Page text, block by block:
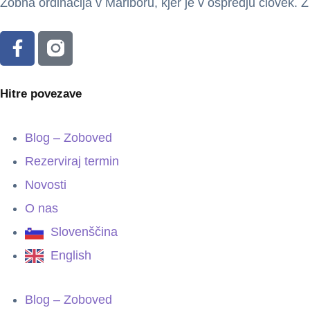
Hitre povezave
Blog – Zoboved
Rezerviraj termin
Novosti
O nas
Slovenščina
English
Blog – Zoboved